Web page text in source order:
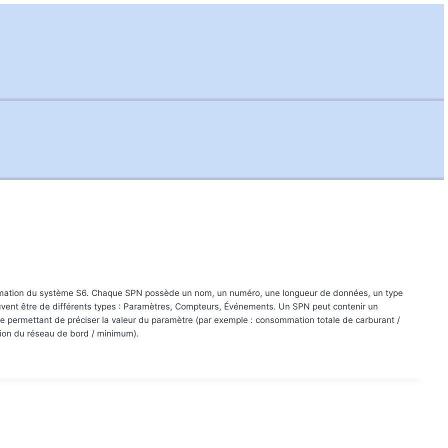
du système S6. Chaque SPN possède un nom, un numéro, une longueur de données, un type
être de différents types : Paramètres, Compteurs, Événements. Un SPN peut contenir un
permettant de préciser la valeur du paramètre (par exemple : consommation totale de carburant /
du réseau de bord / minimum).